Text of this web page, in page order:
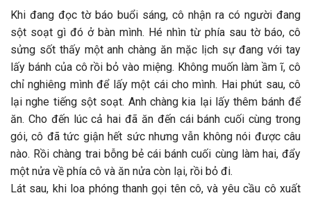
Khi đang đọc tờ báo buổi sáng, cô nhận ra có người đang
sột soạt gì đó ở bàn mình. Hé nhìn từ phía sau tờ báo, cô
sửng sốt thấy một anh chàng ăn mặc lịch sự đang với tay
lấy bánh của cô rồi bỏ vào miệng. Không muốn làm ầm ĩ, cô
chỉ nghiêng mình để lấy một cái cho mình. Hai phút sau, cô
lại nghe tiếng sột soạt. Anh chàng kia lại lấy thêm bánh để
ăn. Cho đến lúc cả hai đã ăn đến cái bánh cuối cùng trong
gói, cô đã tức giận hết sức nhưng vẫn không nói được câu
nào. Rồi chàng trai bỗng bẻ cái bánh cuối cùng làm hai, đẩy
một nửa về phía cô và ăn nửa còn lại, rồi bỏ đi.
Lát sau, khi loa phóng thanh gọi tên cô, và yêu cầu cô xuất